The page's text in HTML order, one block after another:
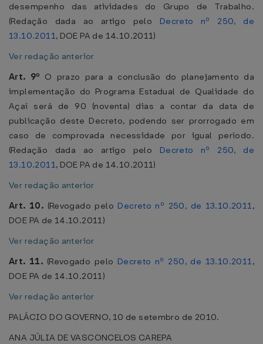
desempenho das atividades do Grupo de Trabalho.
(Redação dada ao artigo pelo Decreto nº 250, de
13.10.2011, DOE PA de 14.10.2011)
Ver redação anterior
Art. 9º O prazo para a conclusão do planejamento da
implementação do Programa Estadual de Qualidade do
Açaí será de 90 (noventa) dias a contar da data de
publicação deste Decreto, podendo ser prorrogado em
caso de comprovada necessidade por igual período.
(Redação dada ao artigo pelo Decreto nº 250, de
13.10.2011, DOE PA de 14.10.2011)
Ver redação anterior
Art. 10. (Revogado pelo Decreto nº 250, de 13.10.2011,
DOE PA de 14.10.2011)
Ver redação anterior
Art. 11. (Revogado pelo Decreto nº 250, de 13.10.2011,
DOE PA de 14.10.2011)
Ver redação anterior
PALÁCIO DO GOVERNO, 10 de setembro de 2010.
ANA JÚLIA DE VASCONCELOS CAREPA